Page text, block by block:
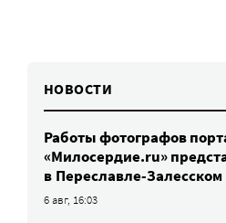
НОВОСТИ
Работы фотографов
«Милосердие.ru»
в Переславле-Залесском
6 авг, 16:03